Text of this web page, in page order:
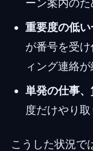
ーン案内のた
重要度の低
が番号を受
ィング連絡
単発の仕事
度だけやり
こうした状況で